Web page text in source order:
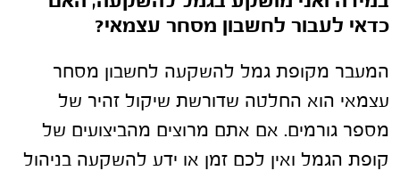
כדאי לעבור לחשבון מסחר עצמאי?
המעבר מקופת גמל להשקעה לחשבון מסחר
עצמאי הוא החלטה שדורשת שיקול זהיר של
מספר גורמים. אם אתם מרוצים מהביצועים של
קופת הגמל ואין לכם זמן או ידע להשקעה בניהול